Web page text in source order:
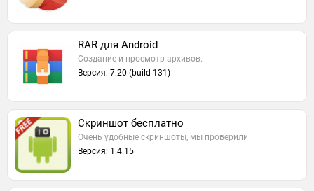
RAR для Android
Создание и просмотр архивов.
Версия: 7.20 (build 131)
Скриншот бесплатно
Очень удобные скриншоты, мы проверили
Версия: 1.4.15